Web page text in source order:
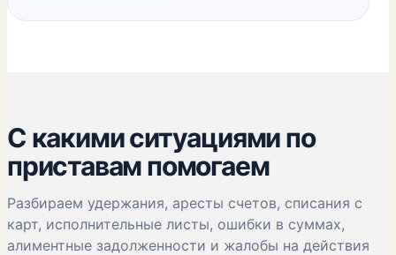
С какими ситуациями по
приставам помогаем
Разбираем удержания, аресты счетов, списания с
карт, исполнительные листы, ошибки в суммах,
алиментные задолженности и жалобы на действия